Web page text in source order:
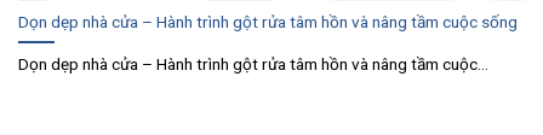
Dọn dẹp nhà cửa – Hành trình gột rửa tâm hồn và nâng tầm cuộc sống
Dọn dẹp nhà cửa – Hành trình gột rửa tâm hồn và nâng tầm cuộc...